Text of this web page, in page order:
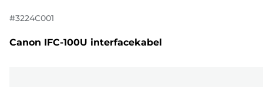
#3224C001
Canon IFC-100U interfacekabel